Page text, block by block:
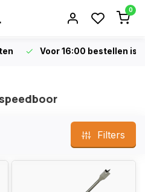
0
Voor 16:00 bestellen is
Filters